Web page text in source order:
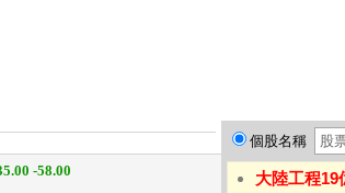
28.15 +2.55
-58.00
個股名稱
大陸工程